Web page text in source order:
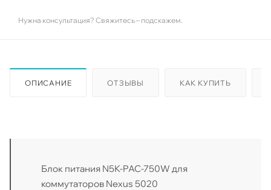
Нужна консультация? Свяжитесь – подскажем.
ОПИСАНИЕ ОТЗЫВЫ КАК КУПИТЬ
Блок питания N5K-PAC-750W для
коммутаторов Nexus 5020